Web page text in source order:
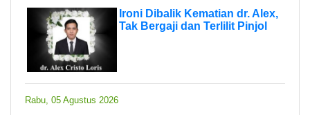
Ironi Dibalik Kematian dr. Alex,
Tak Bergaji dan Terlilit Pinjol
Rabu, 05 Agustus 2026